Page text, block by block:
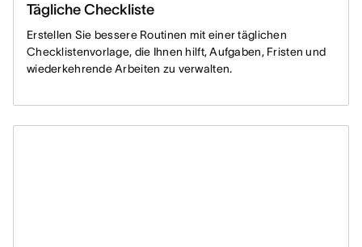
Tägliche Checkliste
Erstellen Sie bessere Routinen mit einer täglichen
Checklistenvorlage, die Ihnen hilft, Aufgaben, Fristen und
wiederkehrende Arbeiten zu verwalten.